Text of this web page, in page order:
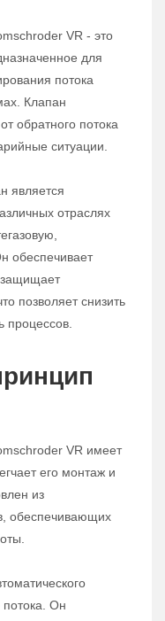
VR - это
для
потока
Клапан
обратного потока
ситуации.
является
отраслях
обеспечивает
защищает
позволяет снизить
процессов.
VR имеет
его монтаж и
из
обеспечивающих
потока. Он